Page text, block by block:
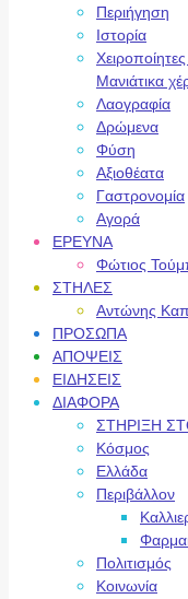
Περιήγηση
Ιστορία
Μανιάτικα
Λαογραφία
Δρώμενα
Φύση
Αξιοθέατα
Γαστρονομία
Αγορά
ΕΡΕΥΝΑ
Φώτιος
ΣΤΗΛΕΣ
Αντώνης
ΠΡΟΣΩΠΑ
ΑΠΟΨΕΙΣ
ΕΙΔΗΣΕΙΣ
ΔΙΑΦΟΡΑ
ΣΤΗΡΙΞΗ
Κόσμος
Ελλάδα
Περιβάλλον
Πολιτισμός
Κοινωνία